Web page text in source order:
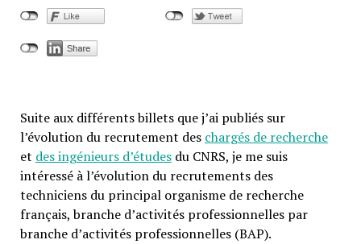
Suite aux différents billets que j’ai publiés sur
l’évolution du recrutement des chargés de recherche
et des ingénieurs d’étudesdu CNRS, je me suis
intéressé à l’évolution du recrutements des
techniciens du principal organisme de recherche
français, branche d’activités professionnelles par
branche d’activités professionnelles (BAP).